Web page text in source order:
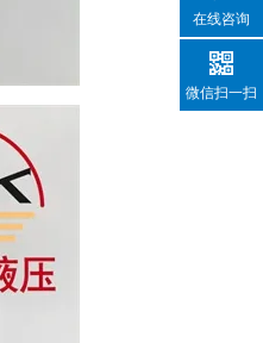
在线咨询
微信扫一扫